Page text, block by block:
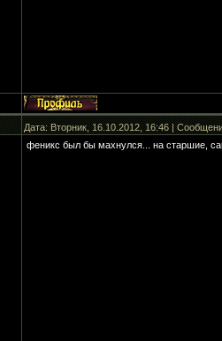
Дата: Вторник, 16.10.2012, 16:46 |
феникс был бы махнулся... на старшие,